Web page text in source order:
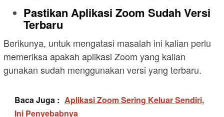
Pastikan Aplikasi Zoom Sudah Versi
Terbaru
Berikunya, untuk mengatasi masalah ini kalian perlu
memeriksa apakah aplikasi Zoom yang kalian
gunakan sudah menggunakan versi yang terbaru.
Baca Juga : Aplikasi Zoom Sering Keluar Sendiri,
Ini Penyebabnya